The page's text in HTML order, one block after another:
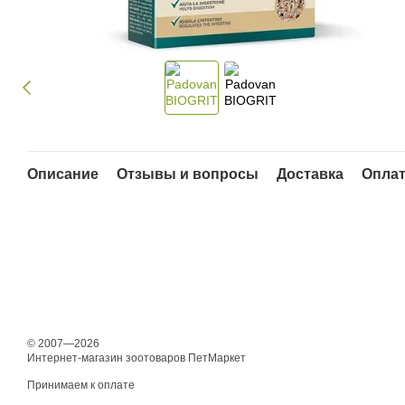
Описание Отзывы и вопросы Доставка
© 2007—2026
Интернет-магазин зоотоваров ПетМаркет
Принимаем к оплате